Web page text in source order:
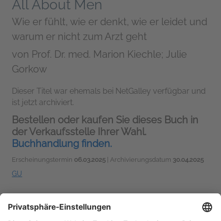
All About Men
Wie er fühlt, wie er denkt, wie er leidet und
warum er nicht zum Arzt geht
von Prof. Dr. med. Marion Kiechle; Julie
Gorkow
Dieser Titel war ehemals bei NetGalley verfügbar und
ist jetzt archiviert.
Bestellen oder kaufen Sie dieses Buch in
der Verkaufsstelle Ihrer Wahl.
Buchhandlung finden.
Erscheinungstermin 06.03.2025 | Archivierungsdatum 30.04.2025
GU